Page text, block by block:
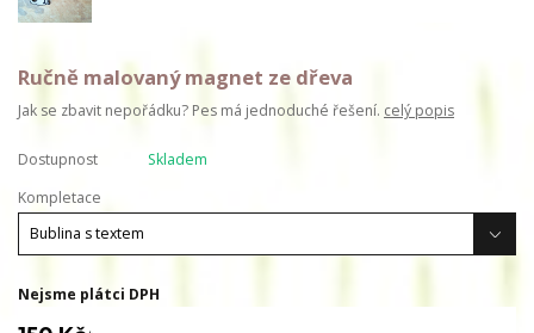
Ručně malovaný magnet ze dřeva
Jak se zbavit nepořádku? Pes má jednoduché řešení. celý popis
Dostupnost
Skladem
Kompletace
Nejsme plátci DPH